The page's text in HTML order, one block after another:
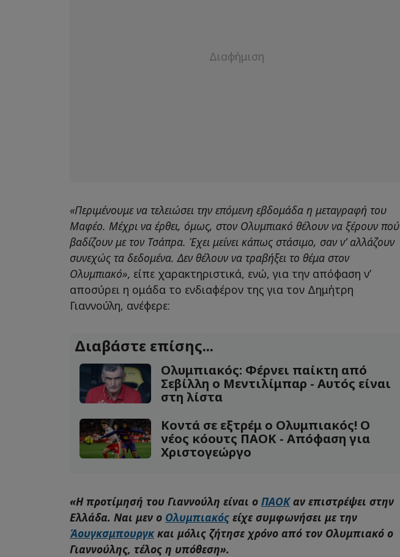
«Περιμένουμε να τελειώσει την επόμενη εβδομάδα η μεταγραφή του
Μαφέο. Μέχρι να έρθει, όμως, στον Ολυμπιακό θέλουν να ξέρουν πού
βαδίζουν με τον Τσάπρα. Έχει μείνει κάπως στάσιμο, σαν ν’ αλλάζουν
συνεχώς τα δεδομένα. Δεν θέλουν να τραβήξει το θέμα στον
Ολυμπιακό», είπε χαρακτηριστικά, ενώ, για την απόφαση ν’
αποσύρει η ομάδα το ενδιαφέρον της για τον Δημήτρη
Γιαννούλη, ανέφερε:
Διαβάστε επίσης...
Ολυμπιακός: Φέρνει παίκτη από
Σεβίλλη ο Μεντιλίμπαρ - Αυτός είναι
στη λίστα
Κοντά σε εξτρέμ ο Ολυμπιακός! Ο
νέος κόουτς ΠΑΟΚ - Απόφαση για
Χριστογεώργο
«Η προτίμησή του Γιαννούλη είναι ο ΠΑΟΚαν επιστρέψει στην
Ελλάδα. Ναι μεν ο Ολυμπιακός είχε συμφωνήσει με την
Άουγκσμπουργκκαι μόλις ζήτησε χρόνο από τον Ολυμπιακό ο
Γιαννούλης, τέλος η υπόθεση».